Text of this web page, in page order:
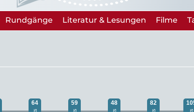
Rundgänge Literatur & Lesungen Filme
64 59 48 82